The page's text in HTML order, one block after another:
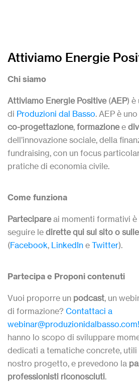
si occupa di Business
a impatto sociale.
Virginia Vannini,
aiuta gli artigiani, i creativi e i
affermarsi online creando siti
vedere e facili da gestire.
Attiviamo Energie
Chi siamo
Attiviamo Energie Positive(AEP) è
di Produzioni dal Basso. AEP è
co-progettazione, formazionee
dell’innovazione sociale, della
fundraising, con un focus
pratiche di economia civile.
Come funziona
Partecipareai momenti formativi è
seguire le dirette qui sul sito o
(Facebook, LinkedIn e Twitter).
Partecipa e Proponi contenuti
Vuoi proporre un podcast, un
di formazione? Contattaci a
webinar@produzionidalbasso.com!
hanno lo scopo di sviluppare
dedicati a tematiche concrete, utili
nostro progetto, e prevedono la
professionisti riconosciuti.